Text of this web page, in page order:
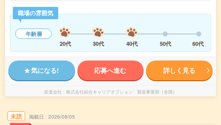
職場の雰囲気
年齢層
20代
30代 40代 50代 60代
気になる! 応募へ進む 詳しく見る
派遣会社 株式会社綜合キャリアオプション 製造事業部（全国）
未読 掲載日 2026/08/05